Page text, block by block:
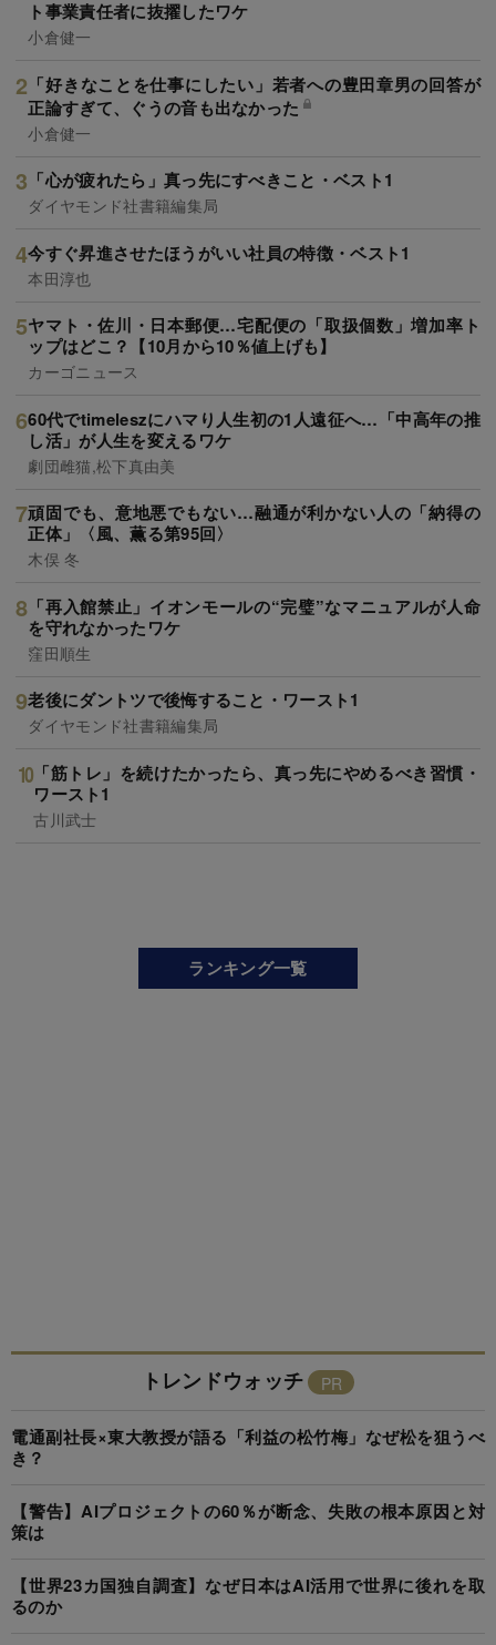
ト事業責任者に抜擢したワケ
小倉健一
「好きなことを仕事にしたい」若者への豊田章男の回答が
正論すぎて、ぐうの音も出なかった
小倉健一
「心が疲れたら」真っ先にすべきこと・ベスト1
ダイヤモンド社書籍編集局
今すぐ昇進させたほうがいい社員の特徴・ベスト1
本田淳也
ヤマト・佐川・日本郵便…宅配便の「取扱個数」増加率ト
ップはどこ？【10月から10％値上げも】
カーゴニュース
60代でtimeleszにハマり人生初の1人遠征へ…「中高年の推
し活」が人生を変えるワケ
劇団雌猫,松下真由美
頑固でも、意地悪でもない…融通が利かない人の「納得の
正体」〈風、薫る第95回〉
木俣 冬
「再入館禁止」イオンモールの“完璧”なマニュアルが人命
を守れなかったワケ
窪田順生
老後にダントツで後悔すること・ワースト1
ダイヤモンド社書籍編集局
「筋トレ」を続けたかったら、真っ先にやめるべき習慣・
ワースト1
古川武士
ランキング一覧
トレンドウォッチ
電通副社長×東大教授が語る「利益の松竹梅」なぜ松を狙うべ
き？
【警告】AIプロジェクトの60％が断念、失敗の根本原因と対
策は
【世界23カ国独自調査】なぜ日本はAI活用で世界に後れを取
るのか